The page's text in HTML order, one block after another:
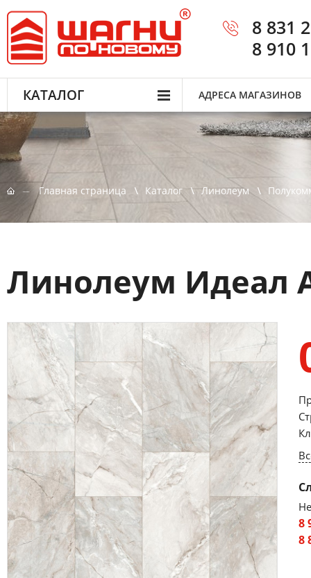
8 831
8 910
КАТАЛОГ АДРЕСА МАГАЗИНОВ
Главная страница Каталог Линолеум
Линолеум Идеал
8
8